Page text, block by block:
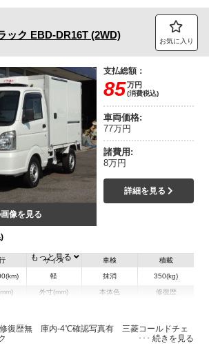
ック EBD-DR16T (2WD) お気に入り
像を見る
支払総額：
85万円
(消費税込)
車両価格:
77万円
諸費用:
8万円
詳細を見る
サイズ
軽
車検
抹消
積載
350(kg)
外寸(mm) 本体色 修復歴
もっと見る
復歴無 庫内-4℃確認写真有 三菱コールドチェ